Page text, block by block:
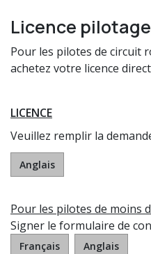
Licence
Pour les pilotes de circuit
achetez votre licence
LICENCE
Veuillez remplir la
Anglais
Pour les pilotes de moins
Signer le formulaire de
Français Anglais